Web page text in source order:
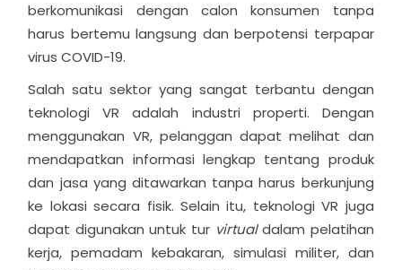
berkomunikasi dengan calon konsumen tanpa
harus bertemu langsung dan berpotensi terpapar
virus COVID-19.
Salah satu sektor yang sangat terbantu dengan
teknologi VR adalah industri properti. Dengan
menggunakan VR, pelanggan dapat melihat dan
mendapatkan informasi lengkap tentang produk
dan jasa yang ditawarkan tanpa harus berkunjung
ke lokasi secara fisik. Selain itu, teknologi VR juga
dapat digunakan untuk tur virtualdalam pelatihan
kerja, pemadam kebakaran, simulasi militer, dan